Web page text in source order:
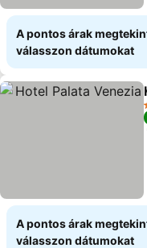
A pontos árak
válasszon dátumokat
A pontos árak
válasszon dátumokat